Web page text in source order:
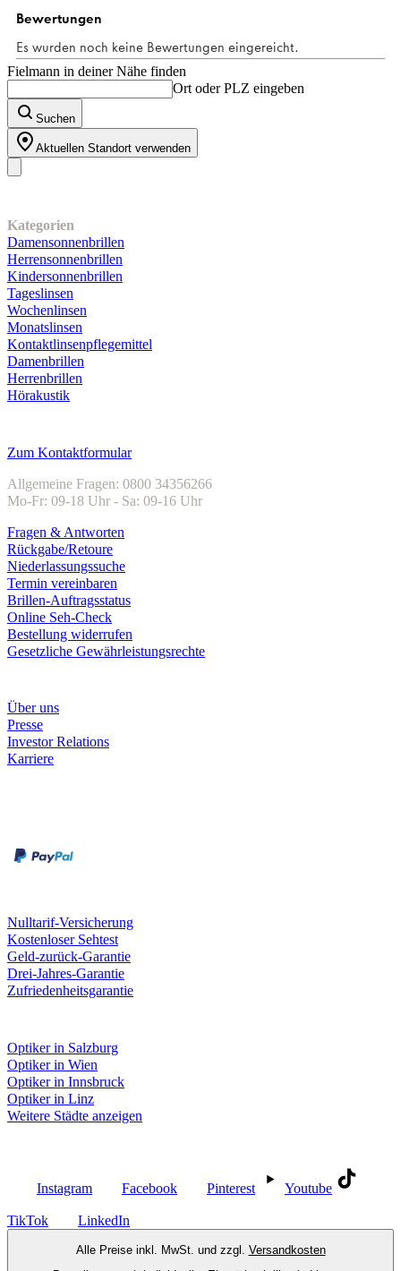
Bewertung
Fielmann in deiner Nähe finden
Ort oder PLZ eingeben
Suchen
Aktuellen Standort verwenden
Kategorien
Damensonnenbrillen
Herrensonnenbrillen
Kindersonnenbrillen
Tageslinsen
Wochenlinsen
Monatslinsen
Kontaktlinsenpflegemittel
Damenbrillen
Herrenbrillen
Hörakustik
Zum Kontaktformular
Allgemeine Fragen: 0800 34356266
Mo-Fr: 09-18 Uhr - Sa: 09-16 Uhr
Fragen & Antworten
Rückgabe/Retoure
Niederlassungssuche
Termin vereinbaren
Brillen-Auftragsstatus
Online Seh-Check
Bestellung widerrufen
Gesetzliche Gewährleistungsrechte
Über uns
Presse
Investor Relations
Karriere
Nulltarif-Versicherung
Kostenloser Sehtest
Geld-zurück-Garantie
Drei-Jahres-Garantie
Zufriedenheitsgarantie
Optiker in Salzburg
Optiker in Wien
Optiker in Innsbruck
Optiker in Linz
Weitere Städte anzeigen
Instagram Facebook Pinterest Youtube
TikTok LinkedIn
Alle Preise inkl. MwSt. und zzgl. Versandkosten